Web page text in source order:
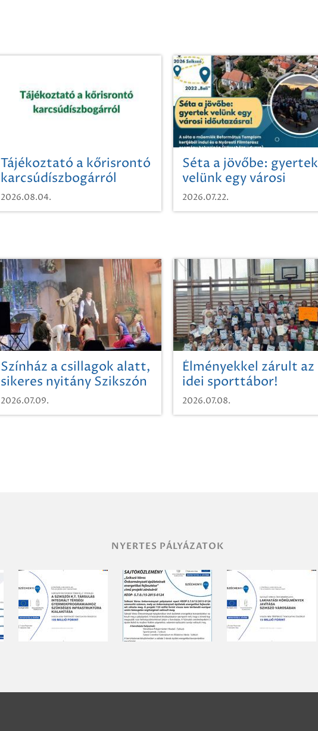
Tájékoztató a kőrisrontó
karcsúdíszbogárról
2026.08.04.
Séta a jövőbe: gyertek
velünk egy városi
időutazásra!
2026.07.22.
Színház a csillagok alatt,
sikeres nyitány Szikszón
2026.07.09.
Élményekkel zárult az
idei sporttábor!
2026.07.08.
NYERTES PÁLYÁZATOK